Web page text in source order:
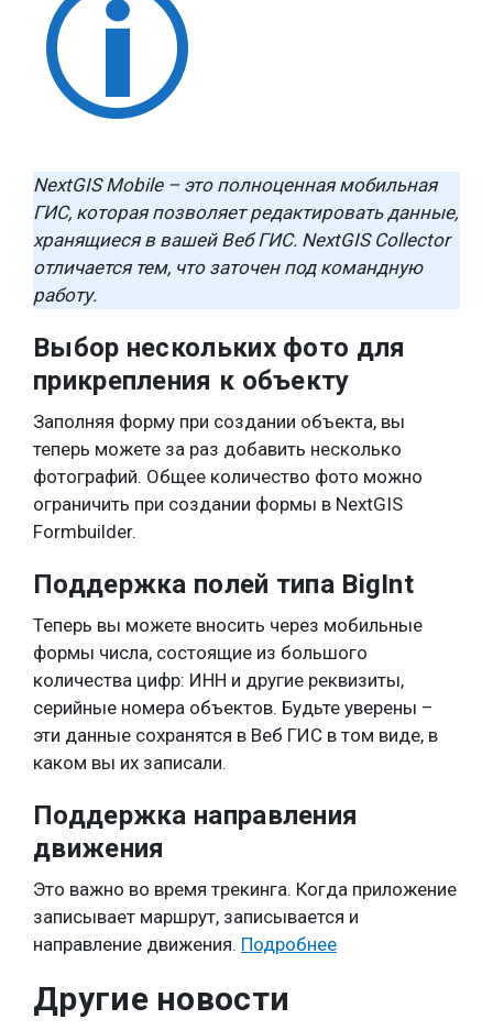
NextGIS Mobile – это полноценная мобильная
ГИС, которая позволяет редактировать данные,
хранящиеся в вашей Веб ГИС. NextGIS Collector
отличается тем, что заточен под командную
работу.
Выбор нескольких фото для
прикрепления к объекту
Заполняя форму при создании объекта, вы
теперь можете за раз добавить несколько
фотографий. Общее количество фото можно
ограничить при создании формы в NextGIS
Formbuilder.
Поддержка полей типа BigInt
Теперь вы можете вносить через мобильные
формы числа, состоящие из большого
количества цифр: ИНН и другие реквизиты,
серийные номера объектов. Будьте уверены –
эти данные сохранятся в Веб ГИС в том виде, в
каком вы их записали.
Поддержка направления
движения
Это важно во время трекинга. Когда приложение
записывает маршрут, записывается и
направление движения. Подробнее
Другие новости